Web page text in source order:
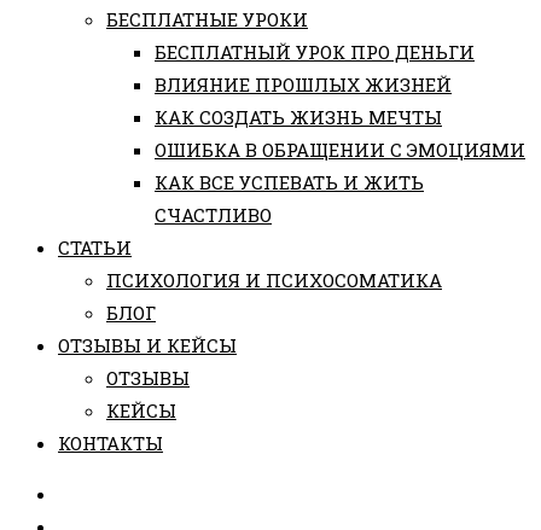
БЕСПЛАТНЫЕ УРОКИ
БЕСПЛАТНЫЙ УРОК ПРО ДЕНЬГИ
ВЛИЯНИЕ ПРОШЛЫХ ЖИЗНЕЙ
КАК СОЗДАТЬ ЖИЗНЬ МЕЧТЫ
ОШИБКА В ОБРАЩЕНИИ С ЭМОЦИЯМИ
КАК ВСЕ УСПЕВАТЬ И ЖИТЬ
СЧАСТЛИВО
СТАТЬИ
ПCИХОЛОГИЯ И ПСИХОСОМАТИКА
БЛОГ
ОТЗЫВЫ И КЕЙСЫ
ОТЗЫВЫ
КЕЙСЫ
КОНТАКТЫ